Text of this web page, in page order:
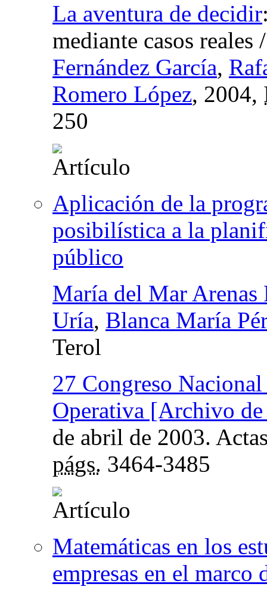
La aventura de decidir
mediante casos reales
Fernández García,
Romero López, 2004,
250
Aplicación de la
posibilística a la
público
María del Mar Arenas
Uría, Blanca María
Terol
27 Congreso
Operativa [Archivo
de abril de 2003.
págs. 3464-3485
Matemáticas en los
empresas en el